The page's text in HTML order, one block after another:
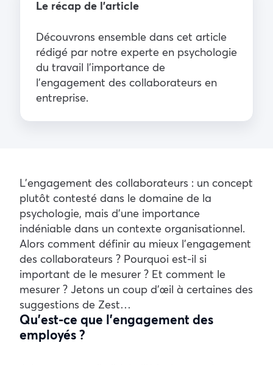
Le récap de l’article
Découvrons ensemble dans cet article
rédigé par notre experte en psychologie
du travail l’importance de
l’engagement des collaborateurs en
entreprise.
L’engagement des collaborateurs : un concept
plutôt contesté dans le domaine de la
psychologie, mais d’une importance
indéniable dans un contexte organisationnel.
Alors comment définir au mieux l’engagement
des collaborateurs ? Pourquoi est-il si
important de le mesurer ? Et comment le
mesurer ? Jetons un coup d’œil à certaines des
suggestions de Zest…
Qu’est-ce que l’engagement des
employés ?